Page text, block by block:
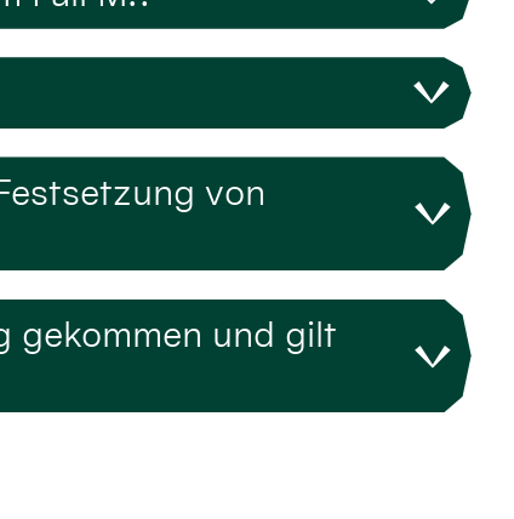
von
gekommen und gilt